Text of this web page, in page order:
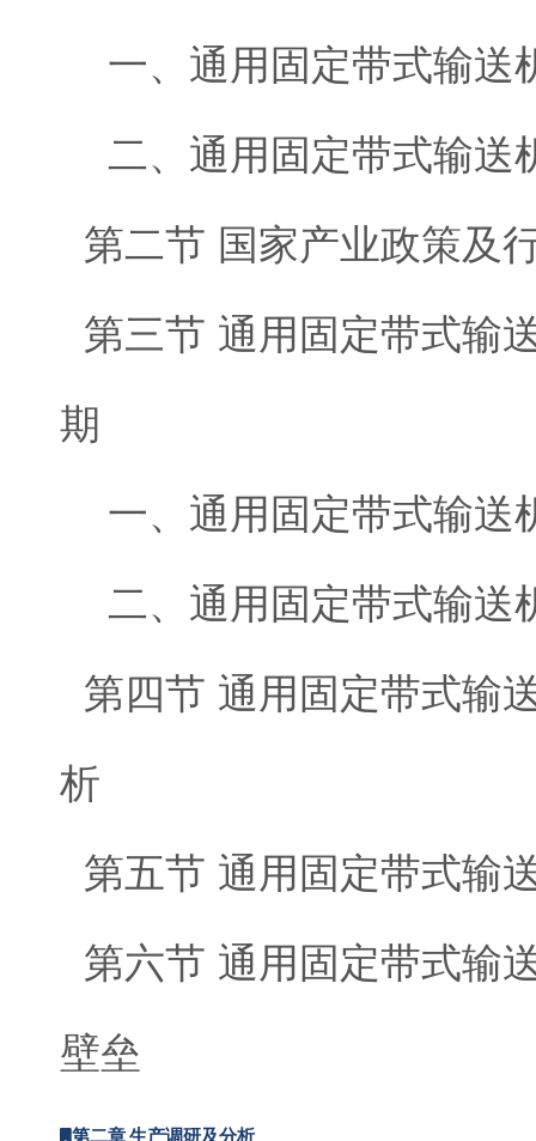
一、通用固定带式输送
二、通用固定带式输送
第二节 国家产业政策及
第三节 通用固定带式输
期
一、通用固定带式输送
二、通用固定带式输送
第四节 通用固定带式输
析
第五节 通用固定带式输
第六节 通用固定带式输
壁垒
第二章 生产调研及分析